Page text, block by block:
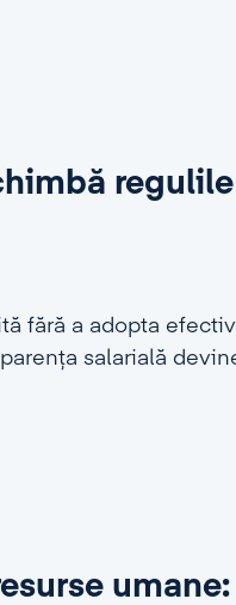
regulile
fără a adopta efectiv
salarială
umane: